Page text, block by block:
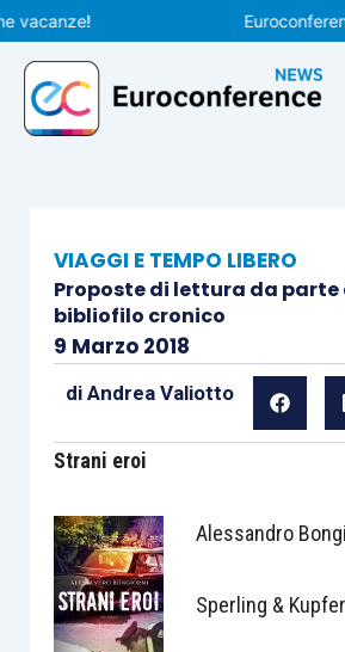
Vai
al
contenuto
Euroconference
VIAGGI E TEMPO LIBERO
Proposte di lettura da parte
bibliofilo cronico
9 Marzo 2018
di Andrea Valiotto
Strani eroi
Alessandro
Sperling & Kupfer